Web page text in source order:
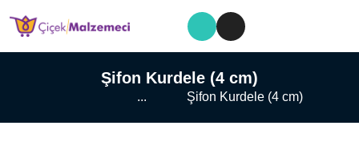
Şifon Kurdele (4 cm)
... Şifon Kurdele (4 cm)